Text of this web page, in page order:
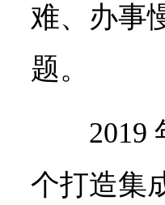
难、办事
题。
2019
个打造集